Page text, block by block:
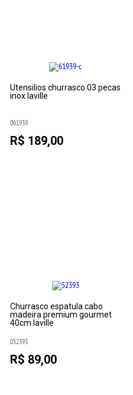
Utensilios churrasco 03 pecas
inox laville
061939
R$ 189,00
Churrasco espatula cabo
madeira premium gourmet
40cm laville
052393
R$ 89,00